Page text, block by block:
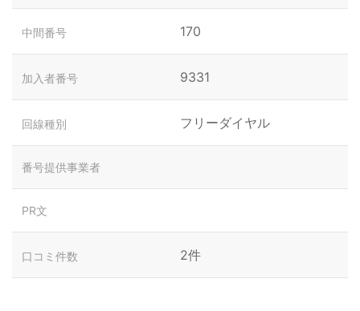
中間番号 170
加入者番号 9331
回線種別 フリーダイヤル
番号提供事業者
PR文
口コミ件数 2件